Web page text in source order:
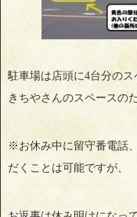
駐車場は店頭に4台分の
きちやさんのスペースの
※お休み中に留守番電話
だくことは可能ですが、